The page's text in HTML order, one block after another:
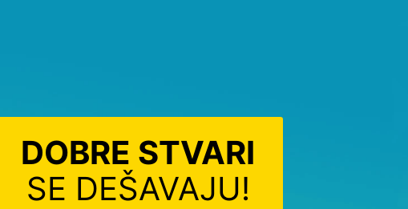
DOBRE STVARI
SE DEŠAVAJU!